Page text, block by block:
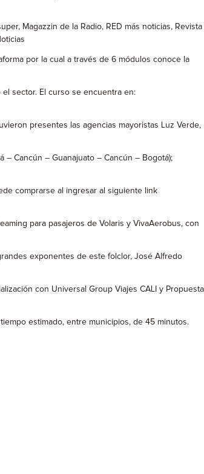
Magazzin de la Radio, RED más noticias, Revista
por la cual a través de 6 módulos conoce la
el sector. El curso se encuentra en:
presentes las agencias mayoristas Luz Verde,
Cancún – Guanajuato – Cancún – Bogotá);
comprarse al ingresar al siguiente link
para pasajeros de Volaris y VivaAerobus, con
exponentes de este folclor, José Alfredo
con Universal Group Viajes CALI y Propuesta
estimado, entre municipios, de 45 minutos.